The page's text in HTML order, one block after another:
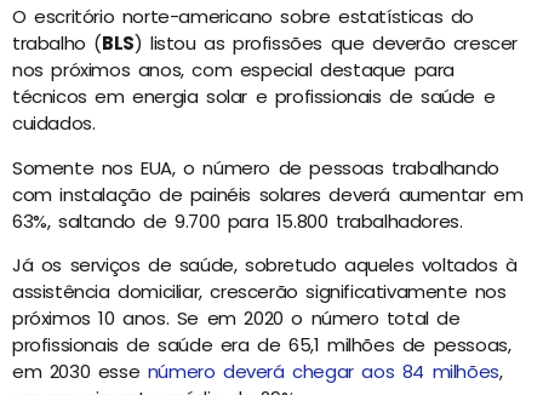
O escritório norte-americano sobre estatísticas do
trabalho (BLS) listou as profissões que deverão crescer
nos próximos anos, com especial destaque para
técnicos em energia solar e profissionais de saúde e
cuidados.
Somente nos EUA, o número de pessoas trabalhando
com instalação de painéis solares deverá aumentar em
63%, saltando de 9.700 para 15.800 trabalhadores.
Já os serviços de saúde, sobretudo aqueles voltados à
assistência domiciliar, crescerão significativamente nos
próximos 10 anos. Se em 2020 o número total de
profissionais de saúde era de 65,1 milhões de pessoas,
em 2030 esse número deverá chegar aos 84 milhões,